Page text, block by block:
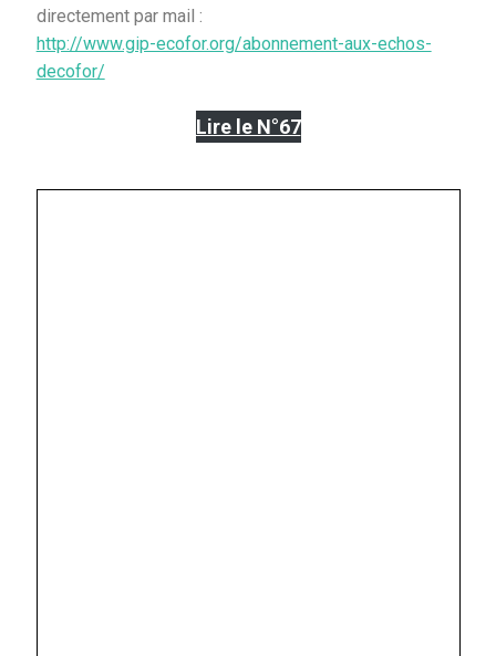
directement par mail :
http://www.gip-ecofor.org/abonnement-aux-echos-
decofor/
Lire le N°67